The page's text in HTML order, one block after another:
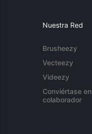
Nuestra Red
Brusheezy
Vecteezy
Videezy
Conviértase en
colaborador